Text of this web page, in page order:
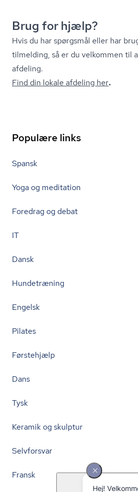
Brug for hjælp?
Hvis du har spørgsmål eller har
tilmelding, så er du velkommen til
afdeling.
Find din lokale afdeling her.
Populære links
Spansk
Yoga og meditation
Foredrag og debat
IT
Dansk
Hundetræning
Engelsk
Pilates
Førstehjælp
Dans
Tysk
Keramik og skulptur
Selvforsvar
Fransk